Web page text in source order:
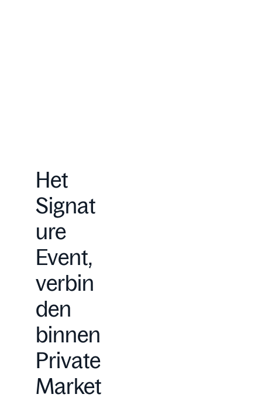
Het
Signat
ure
Event,
verbin
den
binnen
Private
Market